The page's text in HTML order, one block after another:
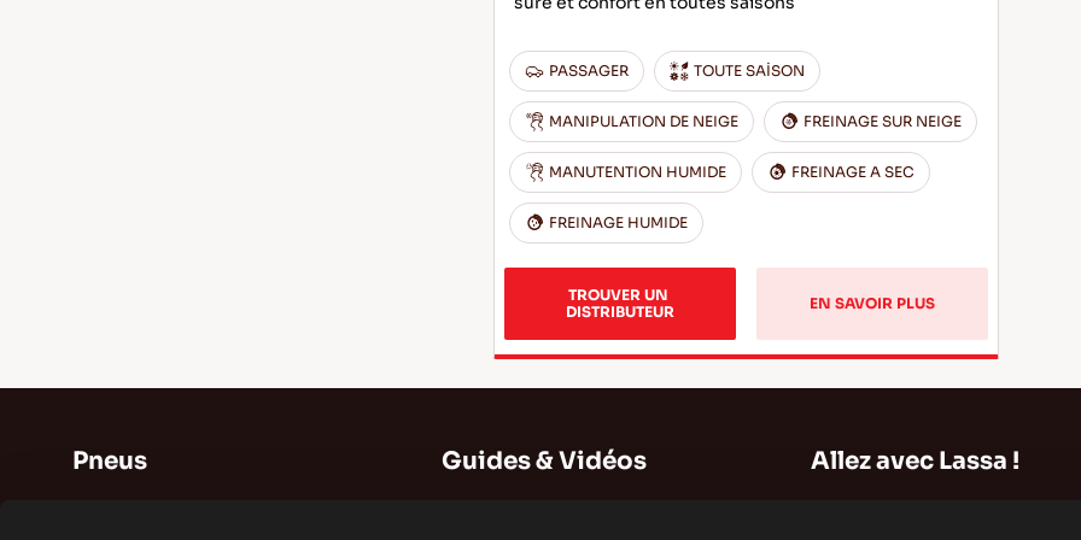
PASSAGER TOUTE SAİSON
MANIPULATION DE NEIGE FREINAGE SUR NEIGE
MANUTENTION HUMIDE FREINAGE A SEC
FREINAGE HUMIDE
TROUVER UN
DISTRIBUTEUR
EN SAVOIR PLUS
Pneus Guides & Vidéos Allez avec Lassa !